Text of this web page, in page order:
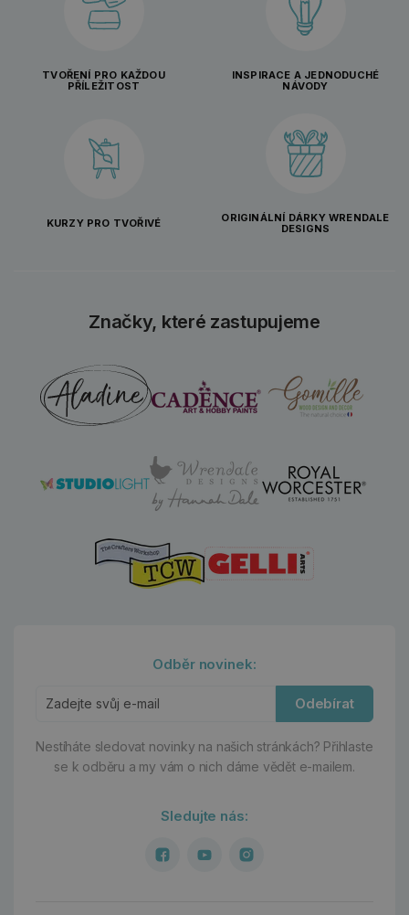
TVOŘENÍ PRO KAŽDOU
PŘÍLEŽITOST
INSPIRACE A JEDNODUCHÉ
NÁVODY
KURZY PRO TVOŘIVÉ
ORIGINÁLNÍ DÁRKY WRENDALE
DESIGNS
Značky, které zastupujeme
Odběr novinek:
Odebírat
Nestíháte sledovat novinky na našich stránkách? Přihlaste
se k odběru a my vám o nich dáme vědět e-mailem.
Sledujte nás: